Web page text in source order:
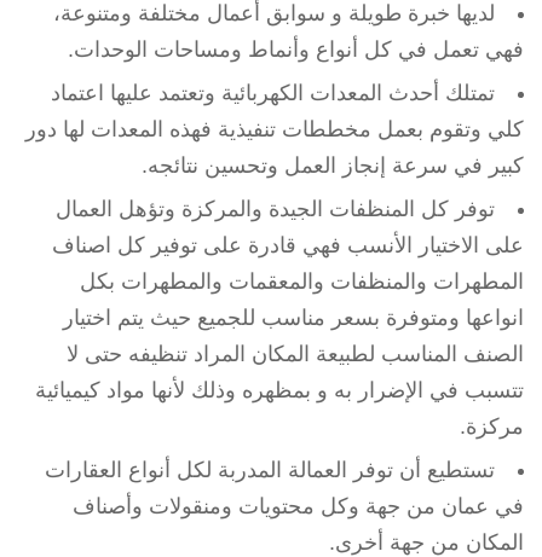
لديها خبرة طويلة و سوابق أعمال مختلفة ومتنوعة،
فهي تعمل في كل أنواع وأنماط ومساحات الوحدات.
تمتلك أحدث المعدات الكهربائية وتعتمد عليها اعتماد
كلي وتقوم بعمل مخططات تنفيذية فهذه المعدات لها دور
كبير في سرعة إنجاز العمل وتحسين نتائجه.
توفر كل المنظفات الجيدة والمركزة وتؤهل العمال
على الاختيار الأنسب فهي قادرة على توفير كل اصناف
المطهرات والمنظفات والمعقمات والمطهرات بكل
انواعها ومتوفرة بسعر مناسب للجميع حيث يتم اختيار
الصنف المناسب لطبيعة المكان المراد تنظيفه حتى لا
تتسبب في الإضرار به و بمظهره وذلك لأنها مواد كيميائية
مركزة.
تستطيع أن توفر العمالة المدربة لكل أنواع العقارات
في عمان من جهة وكل محتويات ومنقولات وأصناف
المكان من جهة أخرى.